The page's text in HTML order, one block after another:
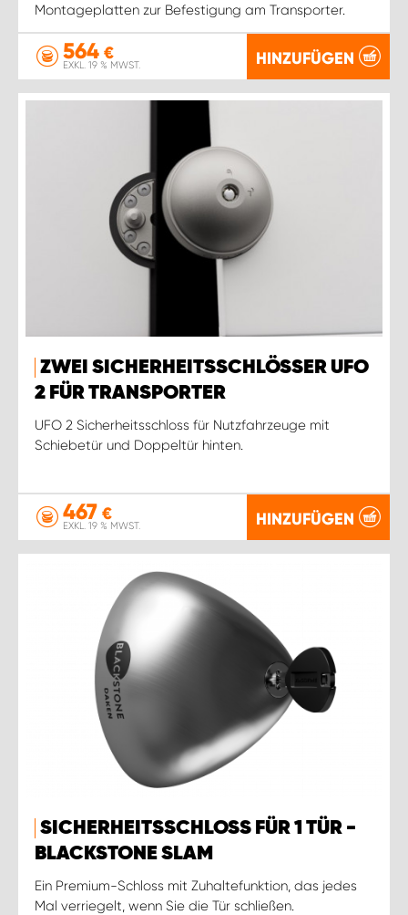
Montageplatten zur Befestigung am Transporter.
564 €
EXKL. 19 % MWST. HINZUFÜGEN
ZWEI SICHERHEITSSCHLÖSSER UFO
2 FÜR TRANSPORTER
UFO 2 Sicherheitsschloss für Nutzfahrzeuge mit
Schiebetür und Doppeltür hinten.
467 €
EXKL. 19 % MWST. HINZUFÜGEN
SICHERHEITSSCHLOSS FÜR 1 TÜR -
BLACKSTONE SLAM
Ein Premium-Schloss mit Zuhaltefunktion, das jedes
Mal verriegelt, wenn Sie die Tür schließen.